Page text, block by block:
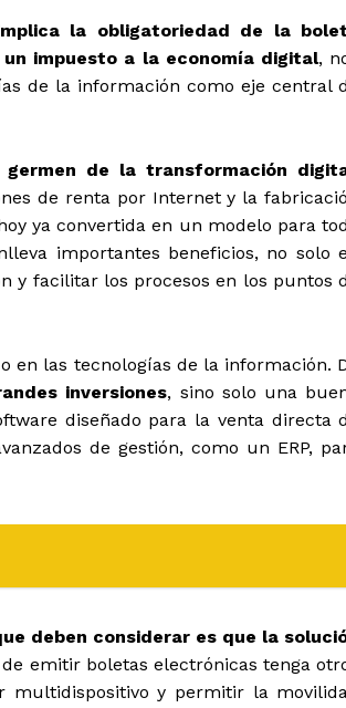
la obligatoriedad de la
impuesto a la economía digital,
de la información como eje central
de la transformación
de renta por Internet y la
ya convertida en un modelo para
importantes beneficios, no solo
y facilitar los procesos en los puntos
en las tecnologías de la información.
inversiones, sino solo una
diseñado para la venta directa
de gestión, como un ERP,
deben considerar es que la
emitir boletas electrónicas tenga
multidispositivo y permitir la